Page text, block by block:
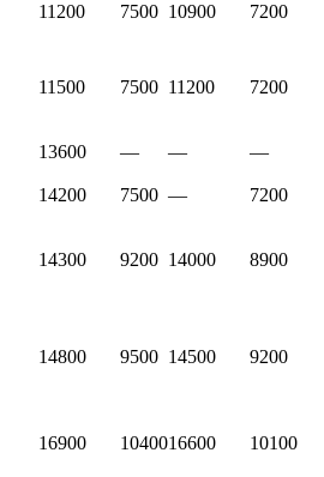
11200 7500 10900 7200
11500 7500 11200 7200
13600 — —
—
14200 7500 —
7200
14300 9200 14000 8900
14800 9500 14500 9200
16900 1040016600 10100